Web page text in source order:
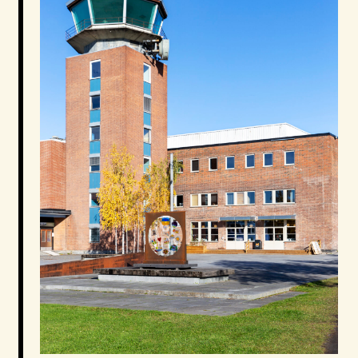
tiltak skal balanseres med kulturminnevern,
tilpasning til ny bruk og være et forbilde for sosial
bærekraft.
Eiendommen har hatt flere eiere, og i 2020 kjøpte
Bærum kommune eiendommen av OBOS. Flytårnet
Fornebu AS står for driften av eiendommen.
Det er i dag rundt 150 leieforhold og 350
arbeidsplasser på eiendommen fordelt på totalt ca.
14 000 kvadratmeter. Her finner vi alt fra små atelier
og musikkstudioer, til serveringssteder og store TV-
studioer. Sammensetningen av leietakere og bruken
av eiendommen er unik, men for at Bærum
kommune skal kunne fortsette å videreutvikle dette
kulturminnet må det oppgraderes.
Fornebu Lufthavn 2035 –